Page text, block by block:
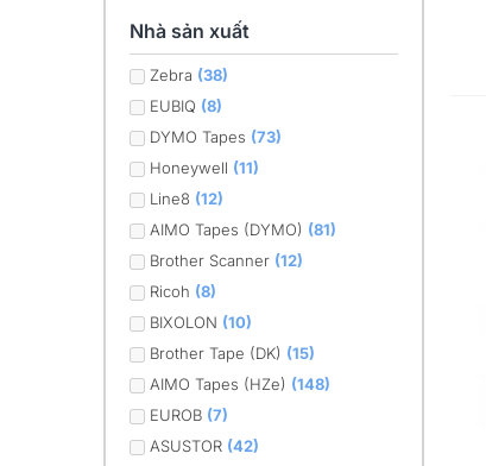
Nhà sản xuất
Zebra (38)
EUBIQ (8)
DYMO Tapes (73)
Honeywell (11)
Line8 (12)
AIMO Tapes (DYMO) (81)
Brother Scanner (12)
Ricoh (8)
BIXOLON (10)
Brother Tape (DK) (15)
AIMO Tapes (HZe) (148)
EUROB (7)
ASUSTOR (42)